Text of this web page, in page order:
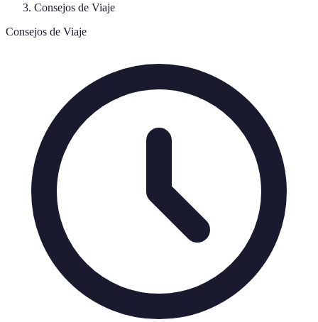
Consejos de Viaje
Consejos de Viaje